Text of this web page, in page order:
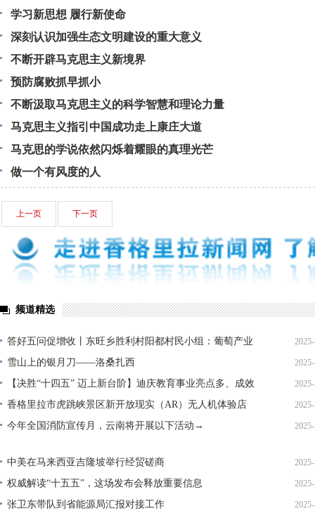
学习新思想 履行新使命
深刻认识加强生态文明建设的重大意义
不断开辟马克思主义新境界
预防腐败抓早抓小
不断汲取马克思主义的科学智慧和理论力量
马克思主义指引中国成功走上康庄大道
马克思的学说依然闪烁着耀眼的真理光芒
做一个有风度的人
上一页 下一页
频道精选
答好五问促增收丨东旺乡胜利村阳都村民小组：葡萄产业
铺就“甜蜜”增收路
雪山上的银月刀——洛桑扎西
【决胜“十四五” 迈上新台阶】迪庆教育事业亮点多、成效
显——培根铸魂育桃李
香格里拉市虎跳峡景区新开放现实（AR）无人机体验店
今年全国消防宣传月，云南将开展以下活动→
中美在马来西亚吉隆坡举行经贸磋商
权威解读“十五五”，这场发布会释放重要信息
张卫东带队到省能源局汇报对接工作